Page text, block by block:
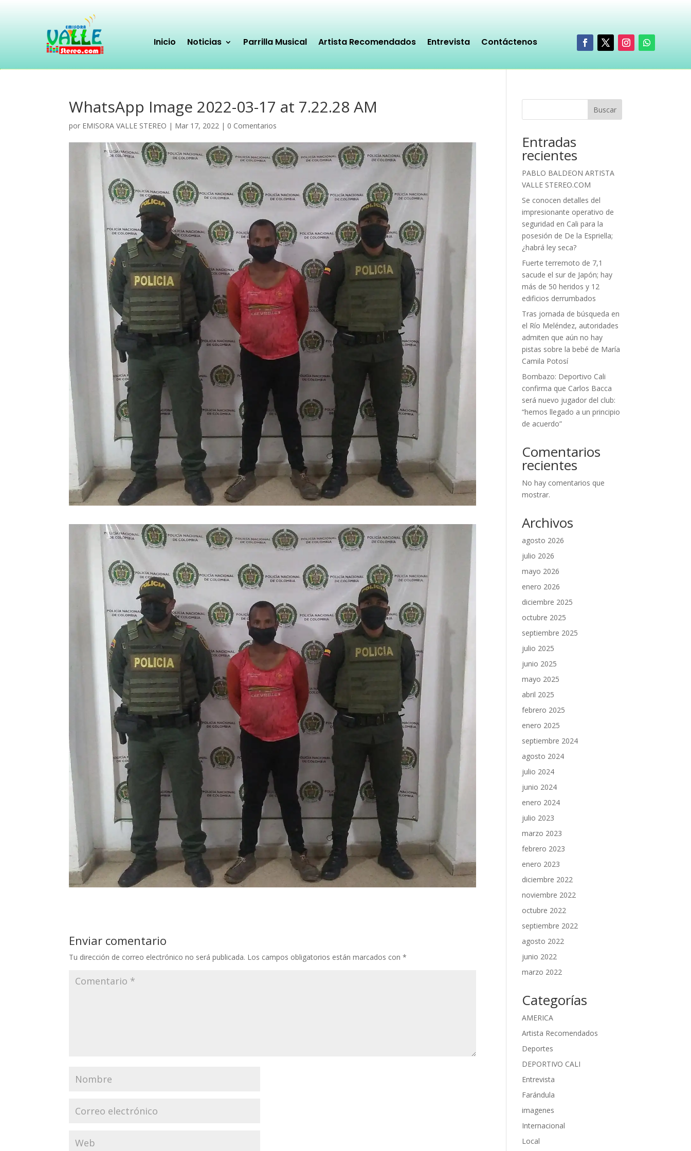
Inicio Noticias Parrilla Musical Artista Recomendados Entrevista Contáctenos
WhatsApp Image 2022-03-17 at 7.22.28 AM
por EMISORA VALLE STEREO | Mar 17, 2022 | 0 Comentarios
Enviar comentario
Tu dirección de correo electrónico no será publicada. Los campos obligatorios están marcados con*
Buscar
Entradas
recientes
PABLO BALDEON ARTISTA
VALLE STEREO.COM
Se conocen detalles del
impresionante operativo de
seguridad en Cali para la
posesión de De la Espriella;
¿habrá ley seca?
Fuerte terremoto de 7,1
sacude el sur de Japón; hay
más de 50 heridos y 12
edificios derrumbados
Tras jornada de búsqueda en
el Río Meléndez, autoridades
admiten que aún no hay
pistas sobre la bebé de María
Camila Potosí
Bombazo: Deportivo Cali
confirma que Carlos Bacca
será nuevo jugador del club:
“hemos llegado a un principio
de acuerdo”
Comentarios
recientes
No hay comentarios que
mostrar.
Archivos
agosto 2026
julio 2026
mayo 2026
enero 2026
diciembre 2025
octubre 2025
septiembre 2025
julio 2025
junio 2025
mayo 2025
abril 2025
febrero 2025
enero 2025
septiembre 2024
agosto 2024
julio 2024
junio 2024
enero 2024
julio 2023
marzo 2023
febrero 2023
enero 2023
diciembre 2022
noviembre 2022
octubre 2022
septiembre 2022
agosto 2022
junio 2022
marzo 2022
Categorías
AMERICA
Artista Recomendados
Deportes
DEPORTIVO CALI
Entrevista
Farándula
imagenes
Internacional
Local